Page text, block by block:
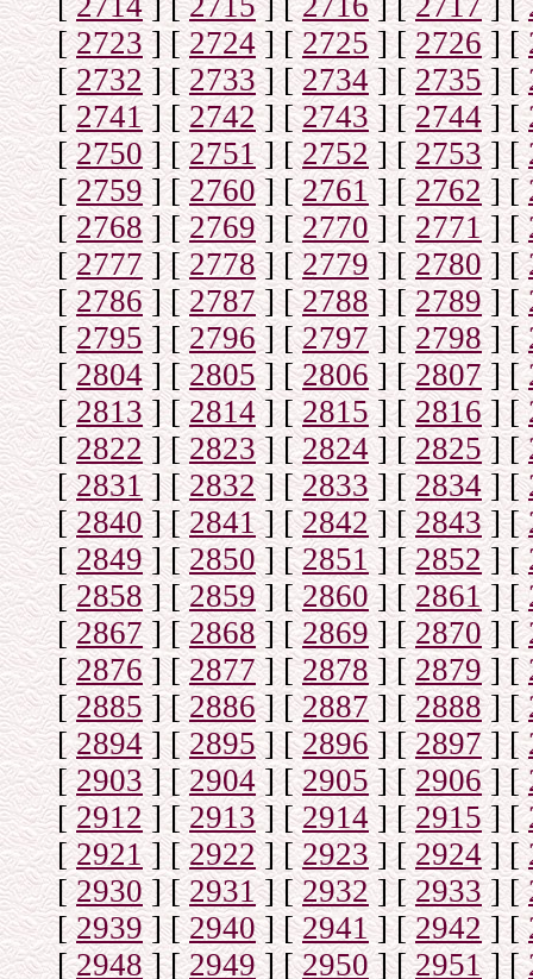
[2723] [2724] [2725] [2726] [
[2732] [2733] [2734] [2735] [
[2741] [2742] [2743] [2744] [
[2750] [2751] [2752] [2753] [
[2759] [2760] [2761 ] [2762] [
[2768] [2769] [2770] [2771] [
[2777] [2778] [2779] [2780] [
[2786] [2787] [2788] [2789] [
[2795] [2796] [2797] [2798] [
[2804] [2805] [2806] [2807] [
[2813] [2814] [2815] [2816] [
[2822] [2823] [2824] [2825] [
[2831] [2832] [2833] [2834] [
[2840] [2841] [2842] [2843] [
[ 2849] [2850] [2851] [2852] [
[2858] [2859] [2860] [2861] [
[2867] [2868] [2869 ] [2870] [
[2876] [2877] [2878] [2879] [
[2885] [2886] [2887] [2888] [
[2894] [2895] [2896] [2897] [
[2903] [2904] [2905] [2906] [
[2912] [2913] [2914 ] [2915] [
[2921] [2922] [2923] [2924] [
[2930] [2931] [2932] [2933] [
[2939] [2940] [2941] [2942] [
[2948] [2949] [2950] [2951] [